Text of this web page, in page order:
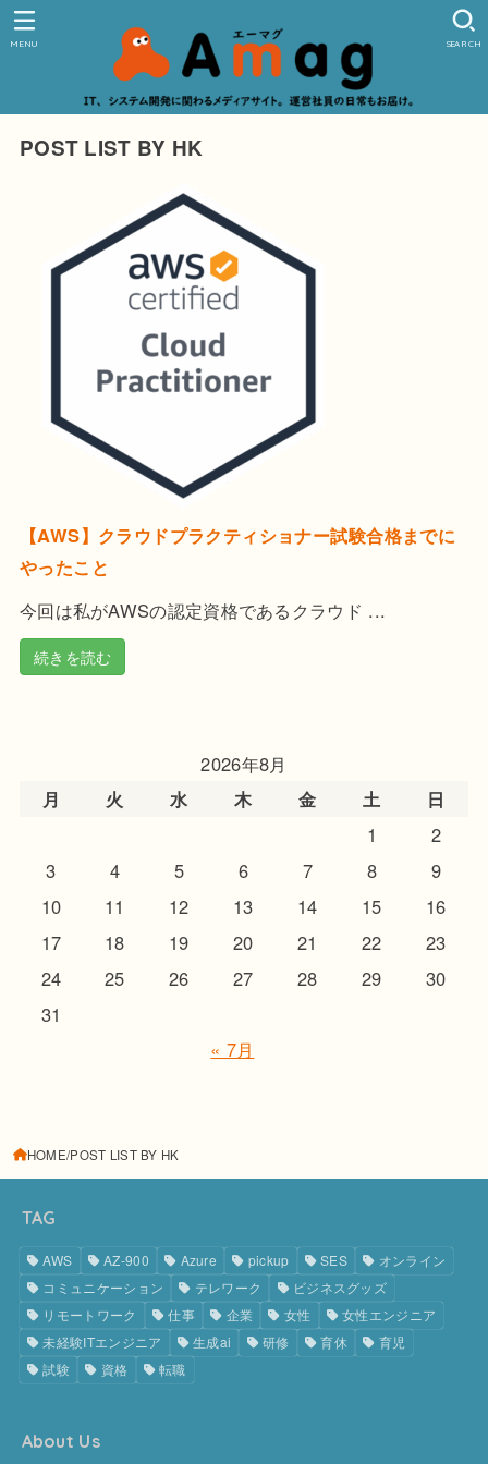
SEARCH
MENU
POST LIST BY HK
【AWS】クラウドプラクティショナー試験合格までに
やったこと
今回は私がAWSの認定資格であるクラウド ...
続きを読む
2026年8月
月
火 水 木 金 土
日
1
2
3
4 5 6 7 8
9
10
11 12 13 14 15
16
17
18 19 20 21 22
23
24
25 26 27 28 29
30
31
« 7月
HOME POST LIST BY HK
TAG
AWS AZ-900 Azure pickup SES
オンライン
コミュニケーション
テレワーク
ビジネスグッズ
リモートワーク
仕事 企業 女性
女性エンジニア
未経験ITエンジニア
生成ai 研修 育休
育児
試験
資格 転職
About Us